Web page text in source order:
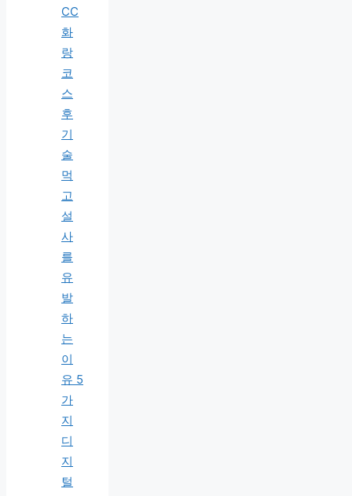
CC
화
랑
코
스
후
기
술
먹
고
설
사
를
유
발
하
는
이
유 5
가
지
디
지
털